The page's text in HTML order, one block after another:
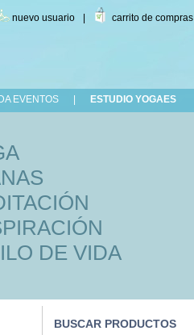
nuevo usuario carrito de compras
EVENTOS ESTUDIO YOGAES
DE VIDA
BUSCAR PRODUCTOS